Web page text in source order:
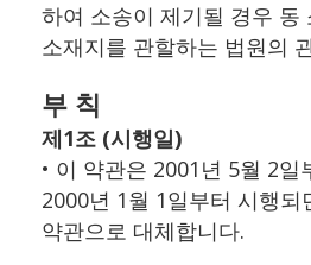
하여 소송이 제기될 경우 동
소재지를 관할하는 법원의
부 칙
제1조 (시행일)
• 이 약관은 2001년 5월 2일
2000년 1월 1일부터 시행되
약관으로 대체합니다.